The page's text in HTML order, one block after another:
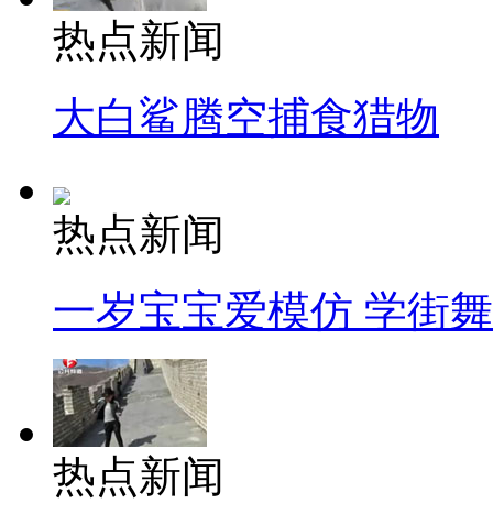
热点新闻
大白鲨腾空捕食猎物
热点新闻
一岁宝宝爱模仿 学街
热点新闻